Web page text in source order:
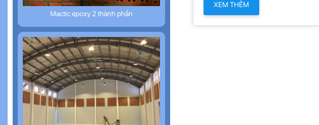
Mactic epoxy 2 thành phần
XEM THÊM